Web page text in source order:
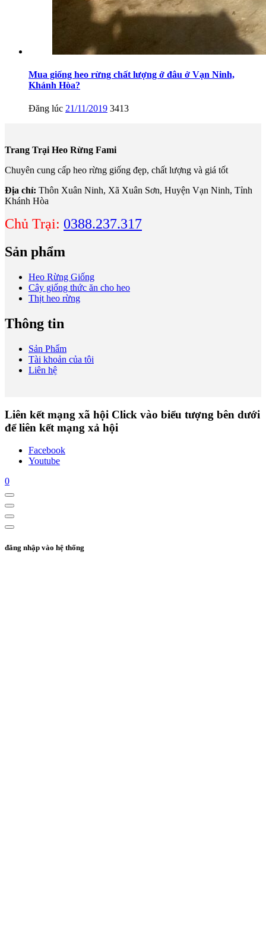
Mua giống heo rừng chất lượng ở đâu ở Vạn Ninh,
Khánh Hòa?
Đăng lúc 21/11/2019 3413
Trang Trại Heo Rừng Fami
Chuyên cung cấp heo rừng giống đẹp, chất lượng và giá tốt
Địa chỉ: Thôn Xuân Ninh, Xã Xuân Sơn, Huyện Vạn Ninh, Tỉnh
Khánh Hòa
Chủ Trại: 0388.237.317
Sản phẩm
Heo Rừng Giống
Cây giống thức ăn cho heo
Thịt heo rừng
Thông tin
Sản Phẩm
Tài khoản của tôi
Liên hệ
Liên kết mạng xã hội Click vào biểu tượng bên dưới
để liên kết mạng xả hội
Facebook
Youtube
0
đăng nhập vào hệ thống